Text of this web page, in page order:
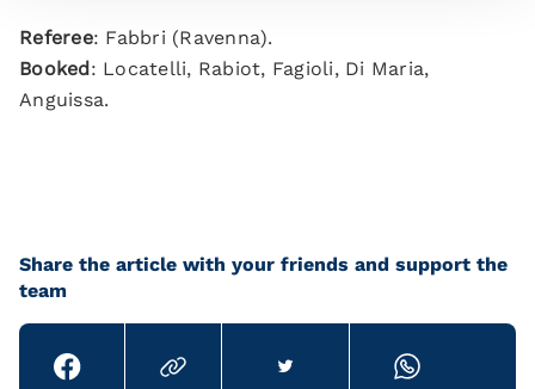
Referee: Fabbri (Ravenna).
Booked: Locatelli, Rabiot, Fagioli, Di Maria,
Anguissa.
Share the article with your friends and support the
team